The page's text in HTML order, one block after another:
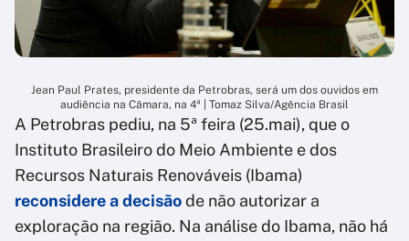
Jean Paul Prates, presidente da Petrobras, será um dos ouvidos em
audiência na Câmara, na 4ª | Tomaz Silva/Agência Brasil
A Petrobras pediu, na 5ª feira (25.mai), que o
Instituto Brasileiro do Meio Ambiente e dos
Recursos Naturais Renováveis (Ibama)
reconsidere a decisãode não autorizar a
exploração na região. Na análise do Ibama, não há